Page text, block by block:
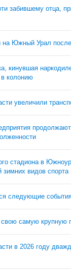
забившему отца,
Южный Урал после
кинувшая
в колонию
увеличили
стадиона в
видов спорта
следующие
свою самую крупную
в 2026 году